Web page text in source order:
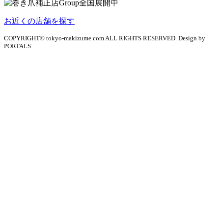
お近くの店舗を探す
COPYRIGHT© tokyo-makizume.com ALL RIGHTS RESERVED. Design by
PORTALS